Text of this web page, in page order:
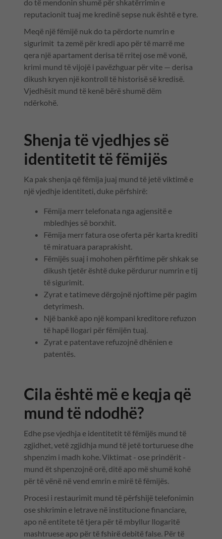
do të mendonin shumë për shkatërrimin e
reputacionit tuaj me kredinë sepse nuk është e tyre.
Meqë një fëmijë nuk do ta përdorte numrin e
sigurimit ta zemë për kredi apo për të marrë me
qera një apartament derisa të rritej ose më vonë,
krimi mund të vijojë i pavëzhguar për vite — derisa
dikush kryen një kontroll të historisë së kredisë.
Vjedhësit mund të kenë bërë shumë dëm
ndërkohë.
Shenja të vjedhjes së
identitetit të fëmijës
Ka pak shenja që fëmija juaj mund të jetë viktimë e
një vjedhje identiteti, duke përfshirë:
Fëmija merr telefonata nga agjensitë e
mbledhjes së borxhit.
Fëmija merr fatura ose oferta për karta krediti
të miratuara paraprakisht.
Fëmijës suaj i mohohen përfitime për shkak se
dikush tjetër është duke përdurur numrin e tij
të sigurimit.
Zyrat e tatimeve dërgojnë njoftime për pagim
detyrimesh.
Një bankë apo një kompani kreditore refuzon
të hapë llogari për fëmijën tuaj.
Zyrat e patentave refuzojnë dhënien e
patentës.
Cila është më e keqja që
mund të ndodhë?
Edhe pse vjedhja e identitetit të fëmijës mund të
zgjidhet, vetë zgjidhja mund të jetë torturuese dhe
shpenzim i madh kohe. Viktimat - ose prindërit -
mund ët shpenzojnë orë, ditë apo më shumë kohë
për të vënë në vend emrin e mirë të fëmijës.
Procesi i restaurimit mund të përfshijë telefonimin
ose shkrimin e letrave në institucione financiare,
apo në entitete të tjera për të mbyllur llogaritë
mashtruese apo për të fshirë debitë false. Për të